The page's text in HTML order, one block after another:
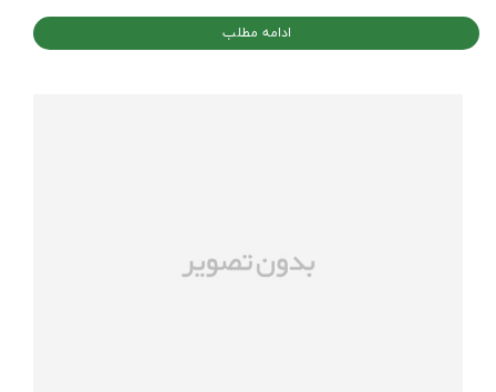
ادامه مطلب